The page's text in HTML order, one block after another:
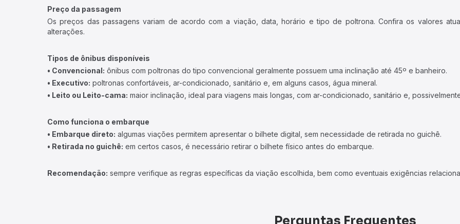
Preço da passagem
Os preços das passagens variam de acordo com a viação, data, horário e tipo de poltrona. Confira os valores
alterações.
Tipos de ônibus disponíveis
• Convencional: ônibus com poltronas do tipo convencional geralmente possuem uma inclinação até 45º e banheiro.
• Executivo: poltronas confortáveis, ar-condicionado, sanitário e, em alguns casos, água mineral.
• Leito ou Leito-cama: maior inclinação, ideal para viagens mais longas, com ar-condicionado, sanitário e,
Como funciona o embarque
• Embarque direto: algumas viações permitem apresentar o bilhete digital, sem necessidade de retirada no guichê.
• Retirada no guichê: em certos casos, é necessário retirar o bilhete físico antes do embarque.
Recomendação: sempre verifique as regras específicas da viação escolhida, bem como eventuais exigências
Perguntas Frequentes